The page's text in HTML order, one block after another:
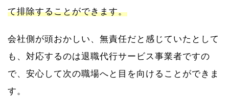
て排除することができます。
会社側が頭おかしい、無責任だと感じていたとして
も、対応するのは退職代行サービス事業者ですの
で、安心して次の職場へと目を向けることができま
す。